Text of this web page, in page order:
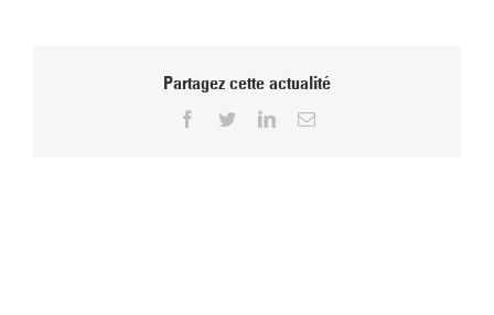
Partagez cette actualité
Facebook
TwitterLinkedInEmail